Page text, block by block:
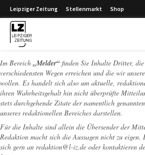
Leipziger Zeitung Stellenmarkt Shop
Im Bereich „Melder“ finden Sie Inhalte Dritter,
verschiedensten Wegen erreichen und die wir
wollen. Es handelt sich also um aktuelle,
ihren Wahrheitsgehalt hin nicht überprüfte
stets durchgehende Zitate der namentlich
unseres redaktionellen Bereiches darstellen.
Für die Inhalte sind allein die Übersender der
Redaktion macht sich die Aussagen nicht zu eigen.
sich gern an redaktion@l-iz.de oder kontaktieren